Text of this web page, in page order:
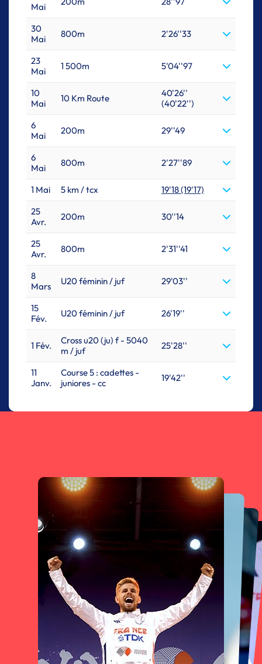
Mai
30
Mai
800m 2'26''33
23
Mai
1 500m 5'04''97
10
Mai
10 Km Route
40'26''
(40'22'')
6
Mai
200m 29''49
6
Mai
800m 2'27''89
1 Mai 5 km / tcx
19'18 (19'17)
25
Avr.
200m 30''14
25
Avr.
800m 2'31''41
8
Mars
U20 féminin / juf 29'03''
15
Fév.
U20 féminin / juf 26'19''
1 Fév.
Cross u20 (ju) f - 5040
m / juf
25'28''
11
Janv.
Course 5 : cadettes -
juniores - cc
19'42''